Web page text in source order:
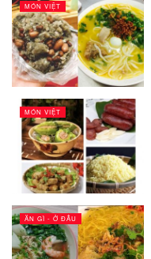
MÓN VIỆT
MÓN VIỆT
ĂN GÌ - Ở ĐÂU